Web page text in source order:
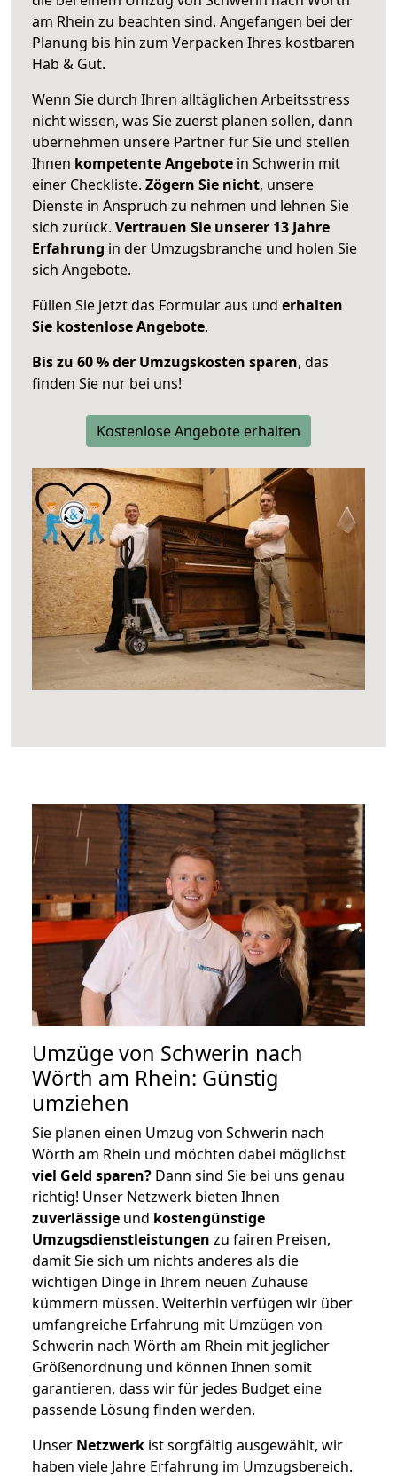
am Rhein zu beachten sind. Angefangen bei der
Planung bis hin zum Verpacken Ihres kostbaren
Hab & Gut.
Wenn Sie durch Ihren alltäglichen Arbeitsstress
nicht wissen, was Sie zuerst planen sollen, dann
übernehmen unsere Partner für Sie und stellen
Ihnen kompetente Angebote in Schwerin mit
einer Checkliste. Zögern Sie nicht, unsere
Dienste in Anspruch zu nehmen und lehnen Sie
sich zurück. Vertrauen Sie unserer 13 Jahre
Erfahrung in der Umzugsbranche und holen Sie
sich Angebote.
Füllen Sie jetzt das Formular aus und erhalten
Sie kostenlose Angebote.
Bis zu 60 % der Umzugskosten sparen, das
finden Sie nur bei uns!
Kostenlose Angebote erhalten
Umzüge von Schwerin nach
Wörth am Rhein: Günstig
umziehen
Sie planen einen Umzug von Schwerin nach
Wörth am Rhein und möchten dabei möglichst
viel Geld sparen? Dann sind Sie bei uns genau
richtig! Unser Netzwerk bieten Ihnen
zuverlässige und kostengünstige
Umzugsdienstleistungen zu fairen Preisen,
damit Sie sich um nichts anderes als die
wichtigen Dinge in Ihrem neuen Zuhause
kümmern müssen. Weiterhin verfügen wir über
umfangreiche Erfahrung mit Umzügen von
Schwerin nach Wörth am Rhein mit jeglicher
Größenordnung und können Ihnen somit
garantieren, dass wir für jedes Budget eine
passende Lösung finden werden.
Unser Netzwerk ist sorgfältig ausgewählt, wir
haben viele Jahre Erfahrung im Umzugsbereich.